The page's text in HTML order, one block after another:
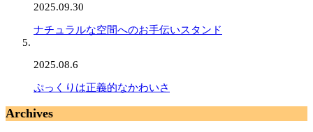
2025.09.30
ナチュラルな空間へのお手伝いスタンド
2025.08.6
ぷっくりは正義的なかわいさ
Archives